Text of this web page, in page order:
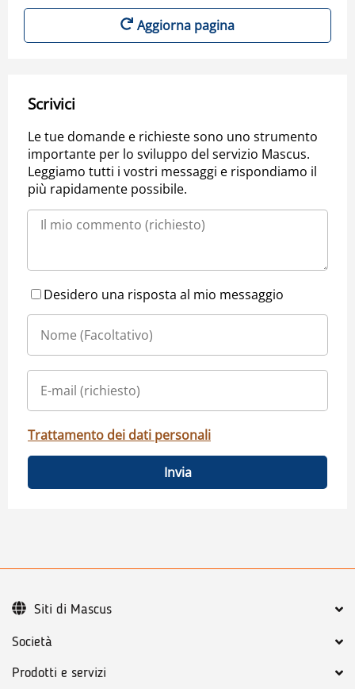
Aggiorna pagina
Scrivici
Le tue domande e richieste sono uno strumento
importante per lo sviluppo del servizio Mascus.
Leggiamo tutti i vostri messaggi e rispondiamo il
più rapidamente possibile.
Desidero una risposta al mio messaggio
Trattamento dei dati personali
Invia
Società
Prodotti e servizi
Siti di Mascus